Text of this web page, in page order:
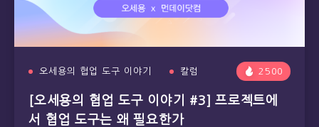
오세용의 협업 도구 이야기 칼럼 2500
[오세용의 협업 도구 이야기 #3] 프로젝트에
서 협업 도구는 왜 필요한가